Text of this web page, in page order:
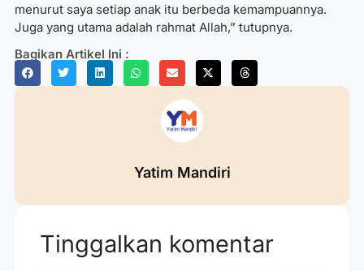
menurut saya setiap anak itu berbeda kemampuannya.
Juga yang utama adalah rahmat Allah,” tutupnya.
Bagikan Artikel Ini :
Yatim Mandiri
Tinggalkan komentar